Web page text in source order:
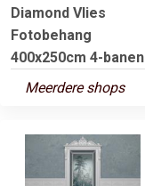
Diamond Vlies
Fotobehang
400x250cm 4-banen
Meerdere shops